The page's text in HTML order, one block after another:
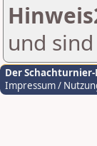
und
Der
Impressum /